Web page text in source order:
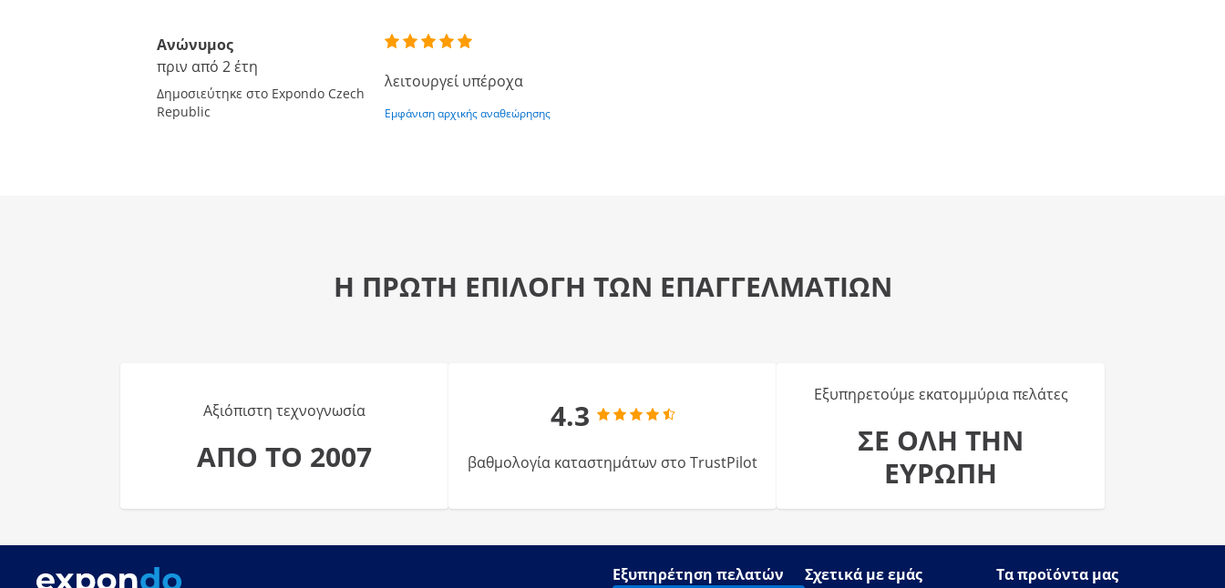
Ανώνυμος
πριν από 2 έτη
Δημοσιεύτηκε στο Expondo Czech
Republic
λειτουργεί υπέροχα
Εμφάνιση αρχικής αναθεώρησης
Η ΠΡΩΤΗ ΕΠΙΛΟΓΗ ΤΩΝ ΕΠΑΓΓΕΛΜΑΤΙΩΝ
Αξιόπιστη τεχνογνωσία
ΑΠΟ ΤΟ 2007
4.3
βαθμολογία καταστημάτων στο TrustPilot
Εξυπηρετούμε εκατομμύρια πελάτες
ΣΕ ΟΛΗ ΤΗΝ
ΕΥΡΩΠΗ
Εξυπηρέτηση πελατών
Σχετικά με εμάς Τα προϊόντα μας